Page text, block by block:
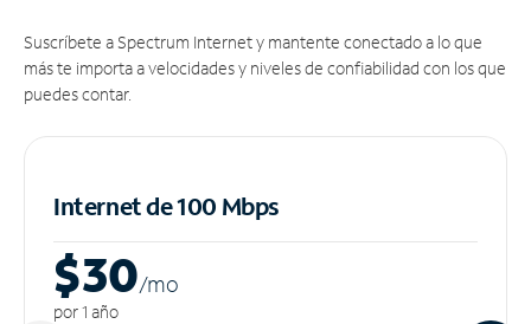
Suscríbete a Spectrum Internet y mantente conectado a lo que
más te importa a velocidades y niveles de confiabilidad con los que
puedes contar.
Internet de 100 Mbps
$30/mo
por 1 año